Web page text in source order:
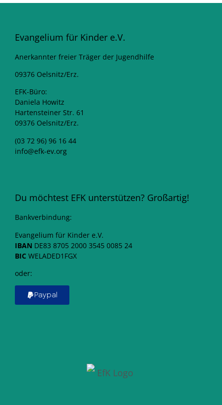
Evangelium für Kinder e.V.
Anerkannter freier Träger der Jugendhilfe
09376 Oelsnitz/Erz.
EFK-Büro:
Daniela Howitz
Hartensteiner Str. 61
09376 Oelsnitz/Erz.
(03 72 96) 96 16 44
info@efk-ev.org
Du möchtest EFK unterstützen? Großartig!
Bankverbindung:
Evangelium für Kinder e.V.
IBAN DE83 8705 2000 3545 0085 24
BIC WELADED1FGX
oder:
Paypal